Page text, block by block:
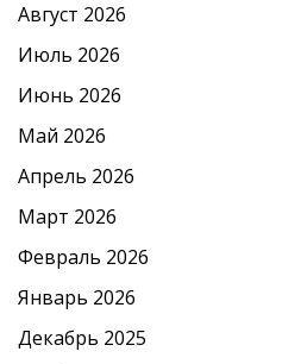
Август 2026
Июль 2026
Июнь 2026
Май 2026
Апрель 2026
Март 2026
Февраль 2026
Январь 2026
Декабрь 2025